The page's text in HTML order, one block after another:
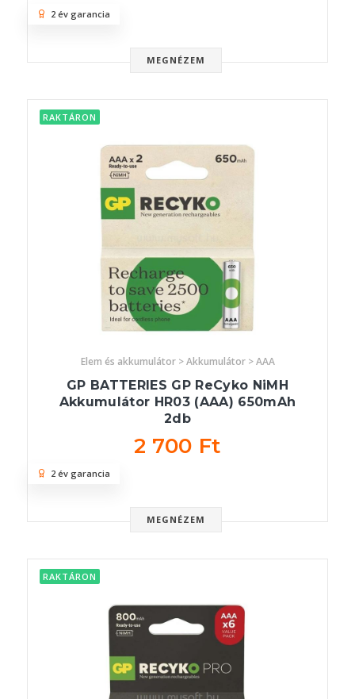
MEGNÉZEM
2 év garancia
RAKTÁRON
Elem és akkumulátor > Akkumulátor > AAA
GP BATTERIES GP ReCyko NiMH
Akkumulátor HR03 (AAA) 650mAh
2db
2 700 Ft
MEGNÉZEM
2 év garancia
RAKTÁRON